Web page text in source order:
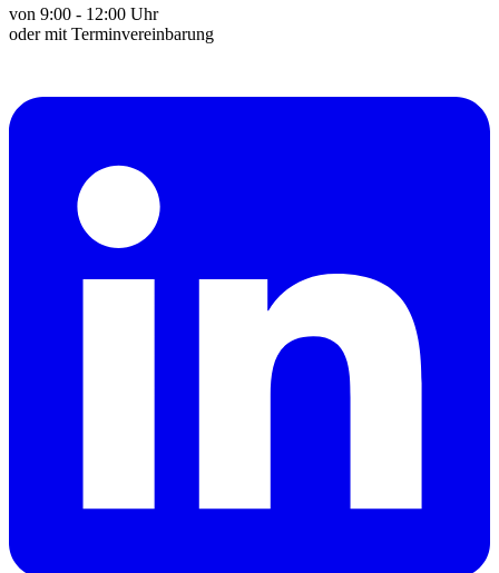
von 9:00 - 12:00 Uhr
oder mit Terminvereinbarung